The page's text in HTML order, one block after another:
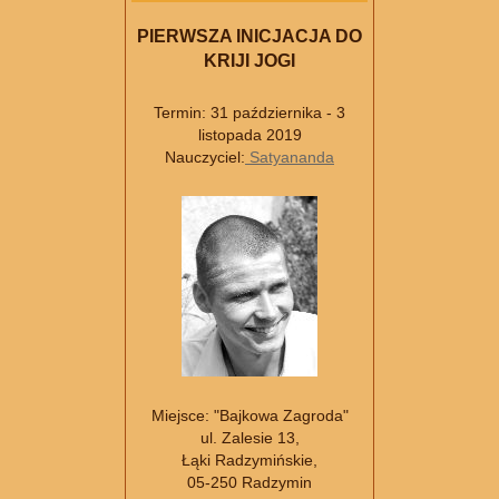
PIERWSZA INICJACJA DO
KRIJI JOGI
Termin: 31 października - 3
listopada 2019
Nauczyciel: Satyananda
Miejsce: "Bajkowa Zagroda"
ul. Zalesie 13,
Łąki Radzymińskie,
05-250 Radzymin